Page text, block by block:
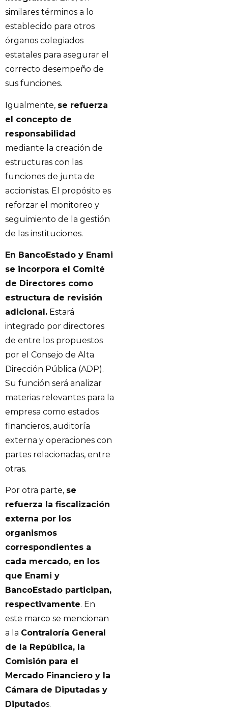
similares términos a lo
establecido para otros
órganos colegiados
estatales para asegurar el
correcto desempeño de
sus funciones.
Igualmente, se refuerza
el concepto de
responsabilidad
mediante la creación de
estructuras con las
funciones de junta de
accionistas. El propósito es
reforzar el monitoreo y
seguimiento de la gestión
de las instituciones.
En BancoEstado y Enami
se incorpora el Comité
de Directores como
estructura de revisión
adicional. Estará
integrado por directores
de entre los propuestos
por el Consejo de Alta
Dirección Pública (ADP).
Su función será analizar
materias relevantes para la
empresa como estados
financieros, auditoría
externa y operaciones con
partes relacionadas, entre
otras.
Por otra parte, se
refuerza la fiscalización
externa por los
organismos
correspondientes a
cada mercado, en los
que Enami y
BancoEstado participan,
respectivamente. En
este marco se mencionan
a la Contraloría General
de la República, la
Comisión para el
Mercado Financiero y la
Cámara de Diputadas y
Diputados.